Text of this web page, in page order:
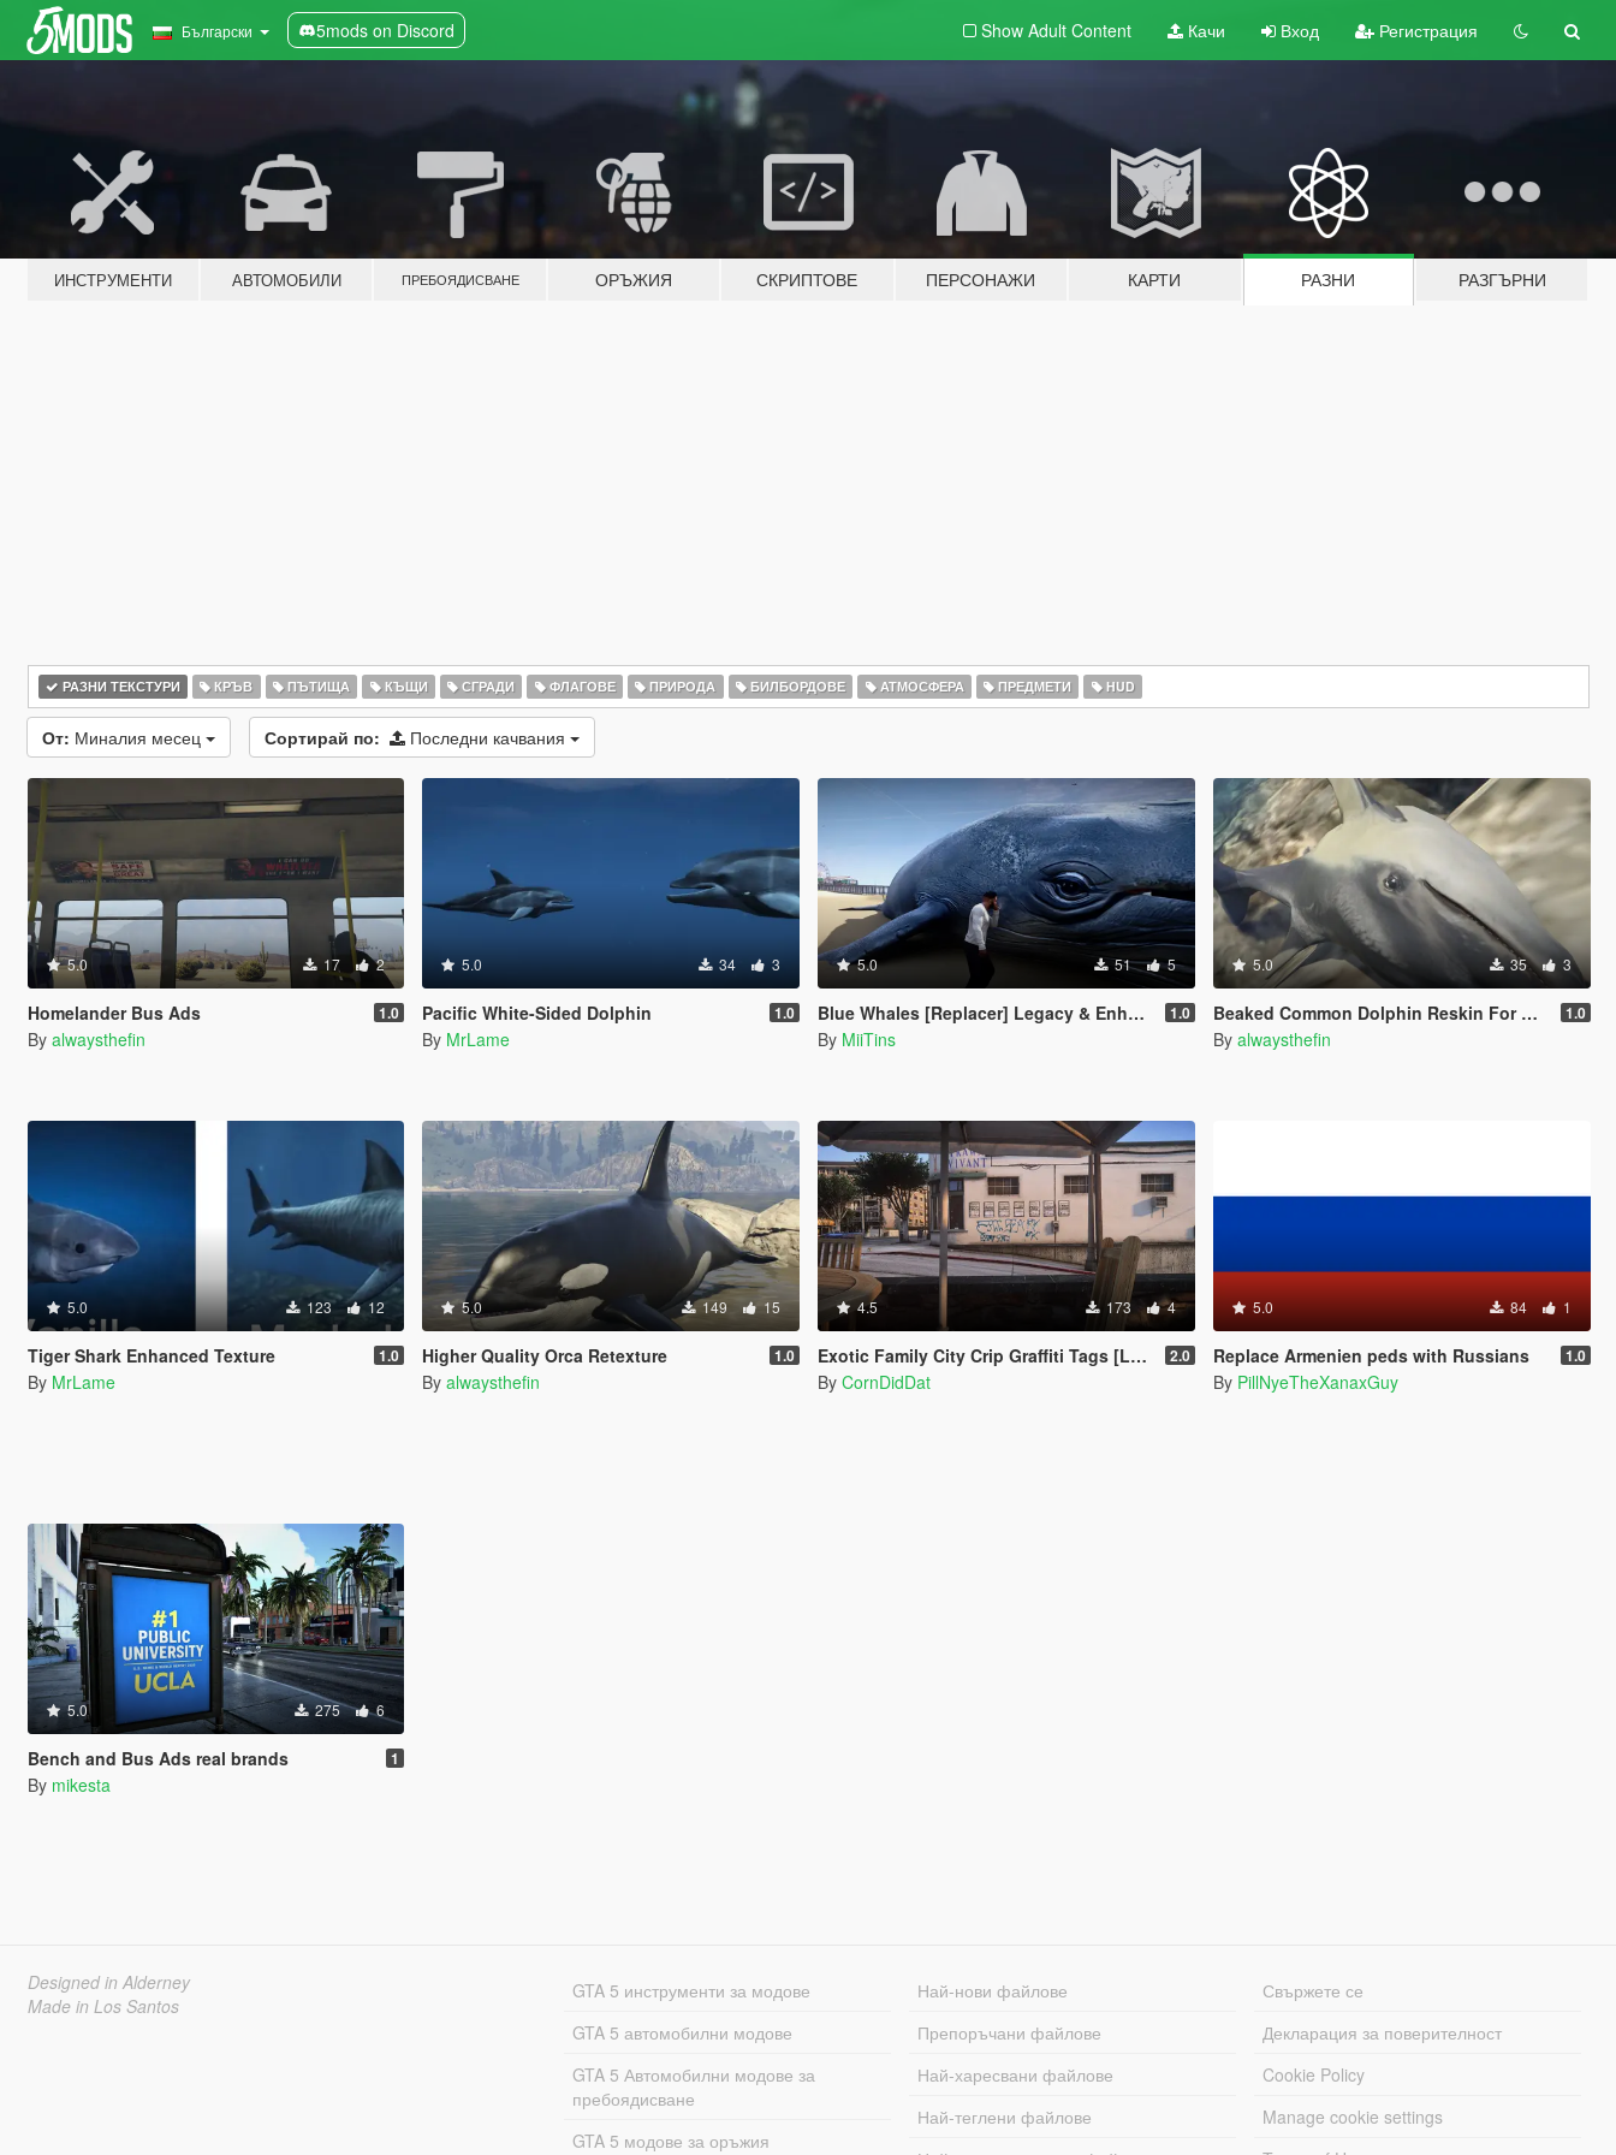
Български 5mods on Discord Show Adult Content Качи Вход Регистрация
ИНСТРУМЕНТИ АВТОМОБИЛИ ПРЕБОЯДИСВАНЕ ОРЪЖИЯ СКРИПТОВЕ ПЕРСОНАЖИ КАРТИ РАЗНИ РАЗГЪРНИ
РАЗНИ ТЕКСТУРИ КРЪВ ПЪТИЩА КЪЩИ СГРАДИ ФЛАГОВЕ ПРИРОДА БИЛБОРДОВЕ АТМОСФЕРА ПРЕДМЕТИ HUD
От: Миналия месец Сортирай по: Последни качвания
5.0 17 2
Homelander Bus Ads 1.0
By alwaysthefin
5.0 34 3
Pacific White-Sided Dolphin 1.0
By MrLame
5.0 51 5
Blue Whales [Replacer] Legacy & Enhanced 1.0
By MiiTins
5.0 35 3
Beaked Common Dolphin Reskin For Dolphin 1.0
By alwaysthefin
5.0 123 12
Tiger Shark Enhanced Texture 1.0
By MrLame
5.0 149 15
Higher Quality Orca Retexture 1.0
By alwaysthefin
4.5 173 4
Exotic Family City Crip Graffiti Tags [Legacy | Enhanced] 2.0
By CornDidDat
5.0 84 1
Replace Armenien peds with Russians 1.0
By PillNyeTheXanaxGuy
5.0 275 6
Bench and Bus Ads real brands 1
By mikesta
Designed in Alderney
Made in Los Santos
GTA 5 инструменти за модове
GTA 5 автомобилни модове
GTA 5 Автомобилни модове за
пребоядисване
GTA 5 модове за оръжия
Най-нови файлове
Препоръчани файлове
Най-харесвани файлове
Най-теглени файлове
Свържете се
Декларация за поверителност
Cookie Policy
Manage cookie settings